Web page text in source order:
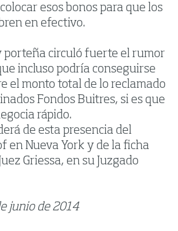
esos bonos para que los
en efectivo.
porteña circuló fuerte el rumor
incluso podría conseguirse
el monto total de lo reclamado
Fondos Buitres, si es que
rápido.
de esta presencia del
en Nueva York y de la ficha
Griessa, en su Juzgado
junio de 2014